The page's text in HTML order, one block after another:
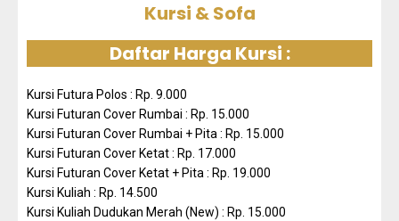
Kursi & Sofa
Daftar Harga Kursi :
Kursi Futura Polos : Rp. 9.000
Kursi Futuran Cover Rumbai : Rp. 15.000
Kursi Futuran Cover Rumbai + Pita : Rp. 15.000
Kursi Futuran Cover Ketat : Rp. 17.000
Kursi Futuran Cover Ketat + Pita : Rp. 19.000
Kursi Kuliah : Rp. 14.500
Kursi Kuliah Dudukan Merah (New) : Rp. 15.000